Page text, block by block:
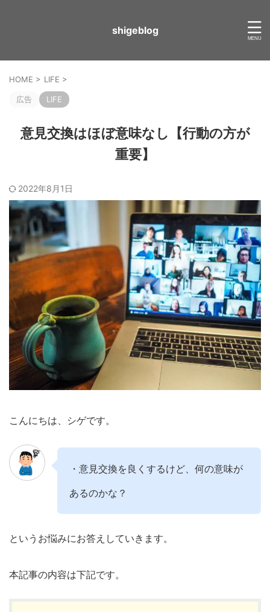
shigeblog
HOME > LIFE >
広告 LIFE
意見交換はほぼ意味なし【行動の方が
重要】
2022年8月1日
こんにちは、シゲです。
・意見交換を良くするけど、何の意味が
あるのかな？
というお悩みにお答えしていきます。
本記事の内容は下記です。